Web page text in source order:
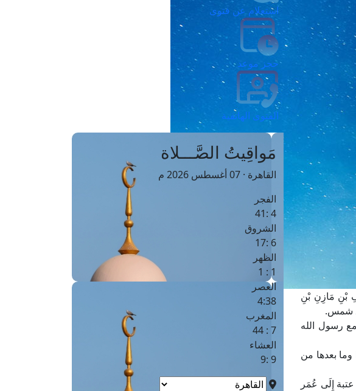
بْنِ مَازِنِ بْنِ
شمس.
رسول الله
بعدها من
إِلَى عُمَر
استعلام عن فتوى
حجز موعد
الفتوى الهاتفية
مَواقِيتُ الصَّـــلاة
القاهرة · 07 أغسطس 2026 م
الفجر
4 :41
الشروق
6 :17
الظهر
1 : 1
العصر
4:38
المغرب
7 : 44
العشاء
9 :9